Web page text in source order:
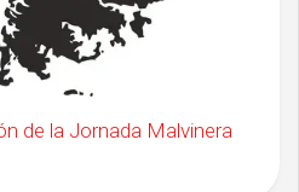
de la Jornada Malvinera